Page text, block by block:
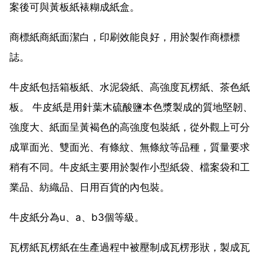
案後可與黃板紙裱糊成紙盒。
商標紙商紙面潔白，印刷效能良好，用於製作商標標
誌。
牛皮紙包括箱板紙、水泥袋紙、高強度瓦楞紙、茶色紙
板。 牛皮紙是用針葉木硫酸鹽本色漿製成的質地堅韌、
強度大、紙面呈黃褐色的高強度包裝紙，從外觀上可分
成單面光、雙面光、有條紋、無條紋等品種，質量要求
稍有不同。牛皮紙主要用於製作小型紙袋、檔案袋和工
業品、紡織品、日用百貨的內包裝。
牛皮紙分為u、a、b3個等級。
瓦楞紙瓦楞紙在生產過程中被壓制成瓦楞形狀，製成瓦